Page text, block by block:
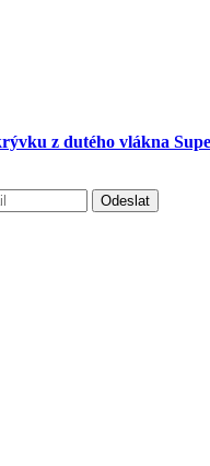
z dutého vlákna
Odeslat